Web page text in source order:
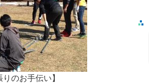
りのお手伝い】